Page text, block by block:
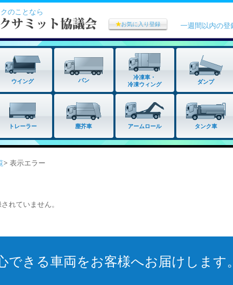
のことなら
★お気に入り登録 一週間以内の登
ウイング バン
冷凍車・
冷凍ウィング
ダンプ
トレーラー 塵芥車 アームロール タンク車
> 表示エラー
れていません。
できる車両をお客様へお届けします。